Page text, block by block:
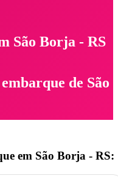
São Borja - RS
de São
em São Borja - RS: